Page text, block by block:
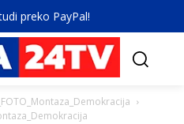
preko PayPal!